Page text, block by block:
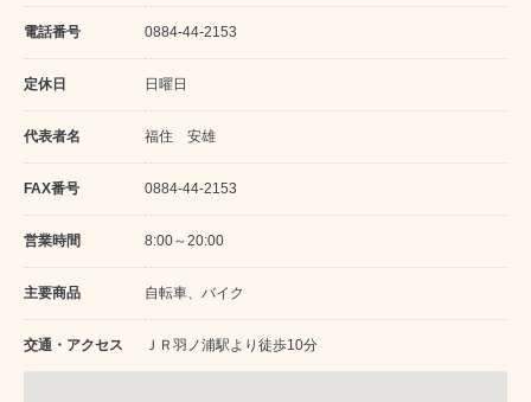
電話番号 0884-44-2153
定休日 日曜日
代表者名 福住 安雄
FAX番号 0884-44-2153
営業時間 8:00～20:00
主要商品 自転車、バイク
交通・アクセス ＪＲ羽ノ浦駅より徒歩10分